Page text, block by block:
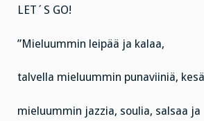
LET´S GO!
”Mieluummin leipää ja kalaa,
talvella mieluummin punaviiniä,
mieluummin jazzia, soulia, salsaa ja